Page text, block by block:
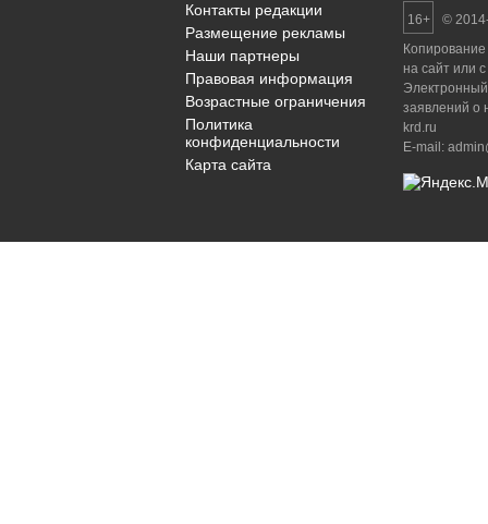
Контакты редакции
Размещение рекламы
Наши партнеры
Правовая информация
Возрастные ограничения
Политика
конфиденциальности
Карта сайта
16+
©
на сайт или
заявлений о
krd.ru
E-mail: